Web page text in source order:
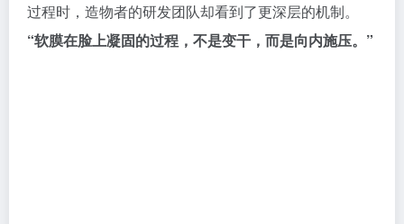
过程时，造物者的研发团队却看到了更深层的机制。
“软膜在脸上凝固的过程，不是变干，而是向内施压。”